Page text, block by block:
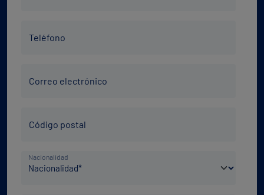
Teléfono
electrónico
Correo electrónico
Postal
Código postal
País
de
Nacionalidad